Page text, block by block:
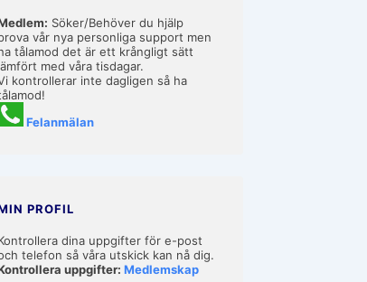
Söker/Behöver du hjälp
vår nya personliga support men
tålamod det är ett krångligt sätt
med våra tisdagar.
kontrollerar inte dagligen så ha
Felanmälan
PROFIL
dina uppgifter för e-post
telefon så våra utskick kan nå dig.
uppgifter: Medlemskap